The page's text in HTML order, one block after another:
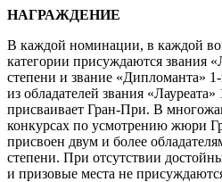
НАГРАЖДЕНИЕ
В каждой номинации, в каждой
категории присуждаются звания
степени и звание «Дипломанта»
из обладателей звания
присваивает Гран-При. В
конкурсах по усмотрению жюри
присвоен двум и более
степени. При отсутствии
и призовые места не